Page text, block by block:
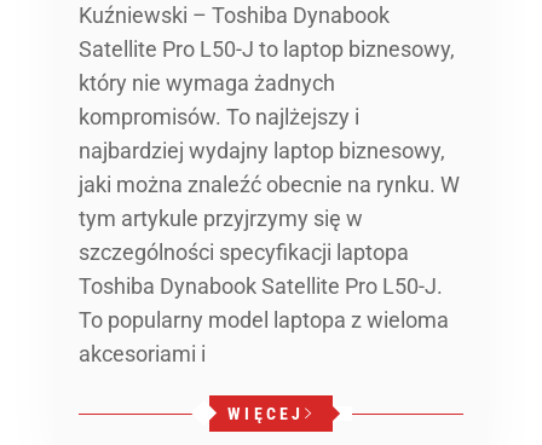
Kuźniewski – Toshiba Dynabook
Satellite Pro L50-J to laptop biznesowy,
który nie wymaga żadnych
kompromisów. To najlżejszy i
najbardziej wydajny laptop biznesowy,
jaki można znaleźć obecnie na rynku. W
tym artykule przyjrzymy się w
szczególności specyfikacji laptopa
Toshiba Dynabook Satellite Pro L50-J.
To popularny model laptopa z wieloma
akcesoriami i
WIĘCEJ